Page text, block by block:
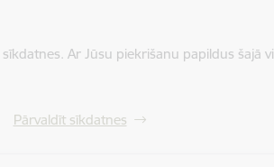
Ar Jūsu piekrišanu papildus
Pārvaldīt sīkdatnes